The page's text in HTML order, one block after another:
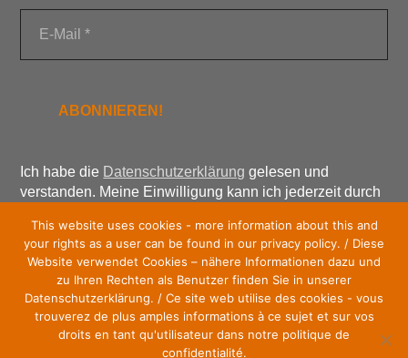
Ich habe die Datenschutzerklärung gelesen und
verstanden. Meine Einwilligung kann ich jederzeit durch
Abmeldelink ist am Ende jedes Newsletters enthalten.
Werde Unterstützer unserer Initiative – ohne Kosten.
Einfach den Newsletter abonnieren (kostenfrei).
This website uses cookies - more information about this and
your rights as a user can be found in our privacy policy. / Diese
Website verwendet Cookies – nähere Informationen dazu und
zu Ihren Rechten als Benutzer finden Sie in unserer
Datenschutzerklärung. / Ce site web utilise des cookies - vous
trouverez de plus amples informations à ce sujet et sur vos
droits en tant qu'utilisateur dans notre politique de
confidentialité.